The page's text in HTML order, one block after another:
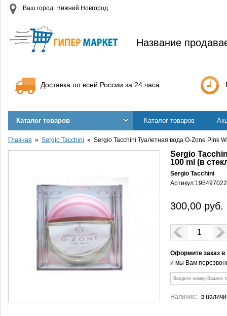
Ваш город: Нижний Новгород
Название
Доставка по всей России за 24 часа
Каталог товаров Каталог товаров
Главная Sergio Tacchini Sergio Tacchini Туалетная вода O-Zone Pink
Sergio
100 ml (в
Sergio Tacchini
Артикул:
300,00 руб.
Оформите заказ
и мы Вам
Наличие: в